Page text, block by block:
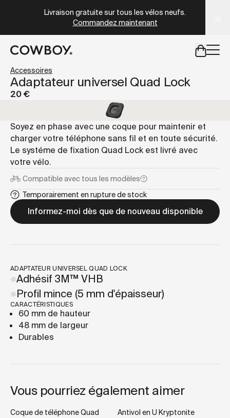
Livraison gratuite sur tous les vélos neufs.
Commandez maintenant
mais
Adaptateur universel Quad Lock
20 €
Soyez en phase avec une coque pour maintenir et
charger votre téléphone sans fil et en toute sécurité.
Le systéme de fixation Quad Lock est livré avec
votre vélo.
Compatible avec tous les modèles
Temporairement en rupture de stock
Informez-moi dès que de nouveau disponible
Accessoires
ADAPTATEUR UNIVERSEL QUAD LOCK
Adhésif 3M™ VHB
Profil mince (5 mm d'épaisseur)
CARACTÉRISTIQUES
60 mm de hauteur
48 mm de largeur
Durables
Vous pourriez également aimer
Coque de téléphone Quad
Antivol en U Kryptonite